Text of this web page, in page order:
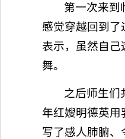
第一次来到
感觉穿越回到了
表示，虽然自
舞。
之后师生们
年红嫂明德英用
写了感人肺腑、